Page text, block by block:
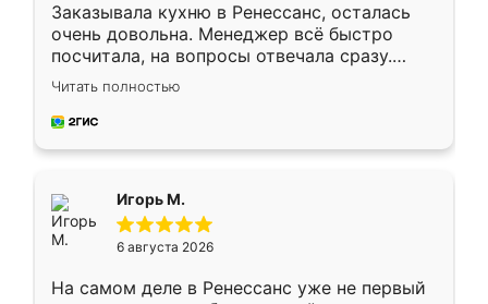
Заказывала кухню в Ренессанс, осталась
очень довольна. Менеджер всё быстро
посчитала, на вопросы отвечала сразу.
Замерщик приехал в субботу, подошёл к
делу со всей ответственностью. Собрали
за день, ребята работали аккуратно, даже
Читать полностью
Игорь М.
6 августа 2026
На самом деле в Ренессанс уже не первый